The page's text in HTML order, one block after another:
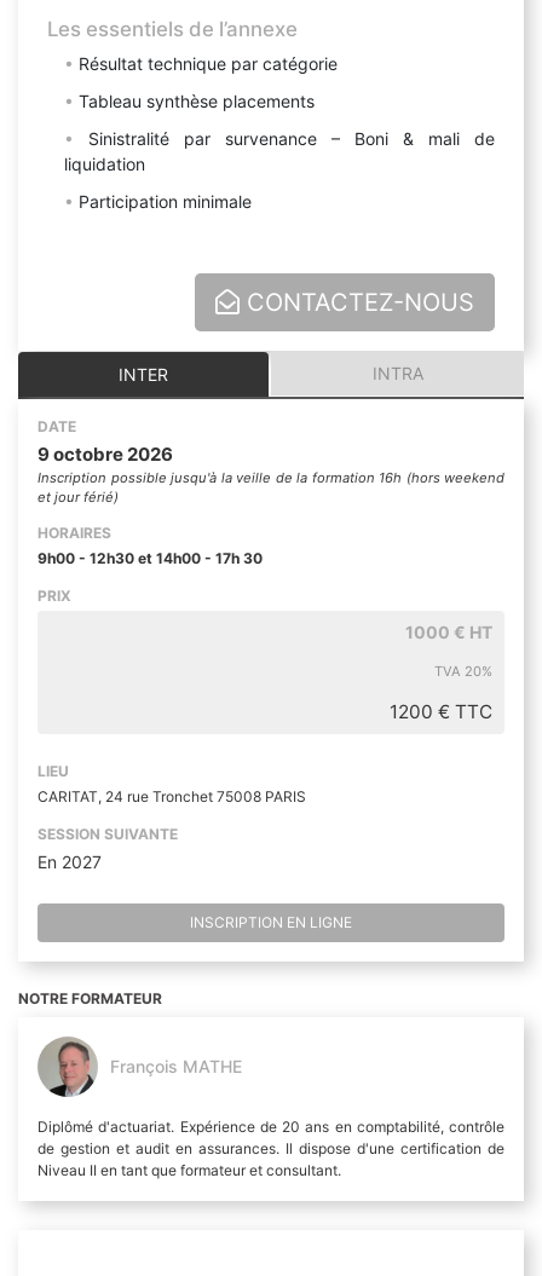
Les essentiels de l’annexe
Résultat technique par catégorie
Tableau synthèse placements
Sinistralité par survenance – Boni & mali de
liquidation
Participation minimale
CONTACTEZ-NOUS
INTER INTRA
DATE
9 octobre 2026
Inscription possible jusqu'à la veille de la formation 16h (hors weekend
et jour férié)
HORAIRES
9h00 - 12h30 et 14h00 - 17h 30
PRIX
1000 € HT
TVA 20%
1200 € TTC
LIEU
CARITAT, 24 rue Tronchet 75008 PARIS
SESSION SUIVANTE
En 2027
INSCRIPTION EN LIGNE
NOTRE FORMATEUR
François MATHE
Diplômé d'actuariat. Expérience de 20 ans en comptabilité, contrôle
de gestion et audit en assurances. Il dispose d'une certification de
Niveau II en tant que formateur et consultant.